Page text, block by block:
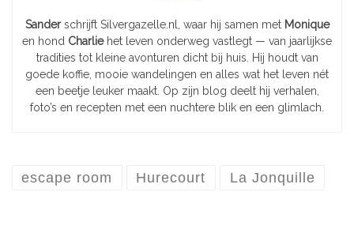
Sanderschrijft Silvergazelle.nl, waar hij samen met Monique
en hond Charliehet leven onderweg vastlegt — van jaarlijkse
tradities tot kleine avonturen dicht bij huis. Hij houdt van
goede koffie, mooie wandelingen en alles wat het leven nét
een beetje leuker maakt. Op zijn blog deelt hij verhalen,
foto’s en recepten met een nuchtere blik en een glimlach.
escape room Hurecourt La Jonquille